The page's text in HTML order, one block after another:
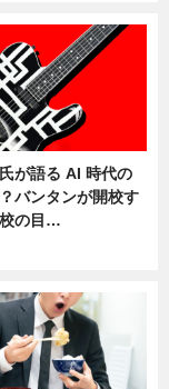
が語る AI 時代の
バンタンが開校す
の目…